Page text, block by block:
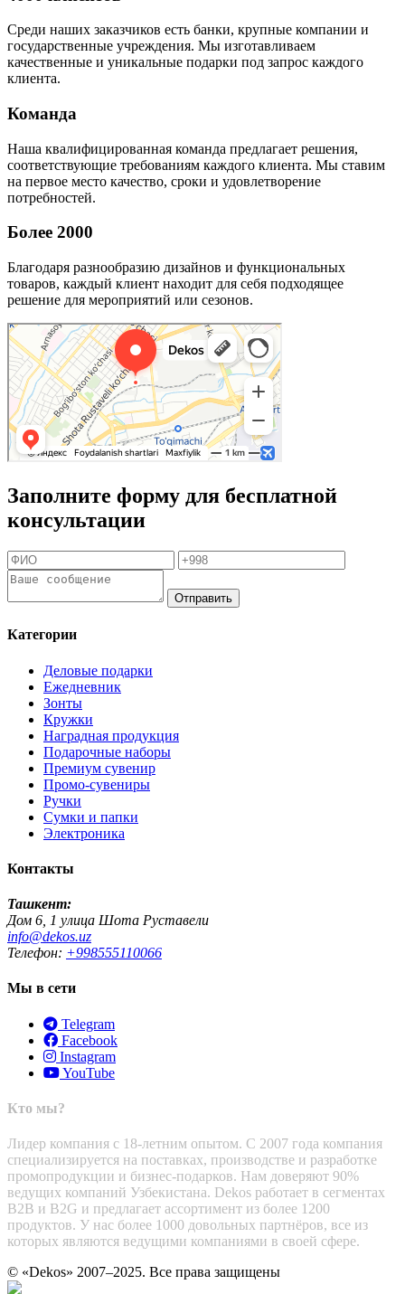
Среди наших заказчиков есть банки, крупные компании и
государственные учреждения. Мы изготавливаем
качественные и уникальные подарки под запрос каждого
клиента.
Команда
Наша квалифицированная команда предлагает решения,
соответствующие требованиям каждого клиента. Мы ставим
на первое место качество, сроки и удовлетворение
потребностей.
Более 2000
Благодаря разнообразию дизайнов и функциональных
товаров, каждый клиент находит для себя подходящее
решение для мероприятий или сезонов.
Заполните форму для бесплатной
консультации
Отправить
Категории
Деловые подарки
Ежедневник
Зонты
Кружки
Наградная продукция
Подарочные наборы
Премиум сувенир
Промо-сувениры
Ручки
Сумки и папки
Электроника
Контакты
Ташкент:
Дом 6, 1 улица Шота Руставели
info@dekos.uz
Телефон: +998555110066
Мы в сети
Telegram
Facebook
Instagram
YouTube
Кто мы?
Лидер компания с 18-летним опытом. С 2007 года компания
специализируется на поставках, производстве и разработке
промопродукции и бизнес-подарков. Нам доверяют 90%
ведущих компаний Узбекистана. Dekos работает в сегментах
B2B и B2G и предлагает ассортимент из более 1200
продуктов. У нас более 1000 довольных партнёров, все из
которых являются ведущими компаниями в своей сфере.
© «Dekos» 2007–2025. Все права защищены